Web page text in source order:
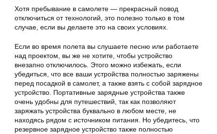
Хотя пребывание в самолете — прекрасный повод
отключиться от технологий, это полезно только в том
случае, если вы делаете это на своих условиях.
Если во время полета вы слушаете песню или работаете
над проектом, вы же не хотите, чтобы устройство
внезапно отключилось. Этого можно избежать, если
убедиться, что все ваши устройства полностью заряжены
перед посадкой в самолет, а также взять с собой зарядное
устройство. Портативные зарядные устройства также
очень удобны для путешествий, так как позволяют
заряжать устройства буквально в любом месте, не
находясь рядом с источником питания. Но убедитесь, что
резервное зарядное устройство также полностью